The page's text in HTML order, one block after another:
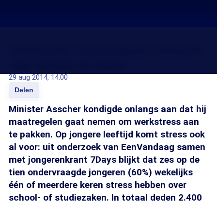
29 aug 2014, 14:00
Delen
Minister Asscher kondigde onlangs aan dat hij
maatregelen gaat nemen om werkstress aan
te pakken. Op jongere leeftijd komt stress ook
al voor: uit onderzoek van EenVandaag samen
met jongerenkrant 7Days blijkt dat zes op de
tien ondervraagde jongeren (60%) wekelijks
één of meerdere keren stress hebben over
school- of studiezaken. In totaal deden 2.400